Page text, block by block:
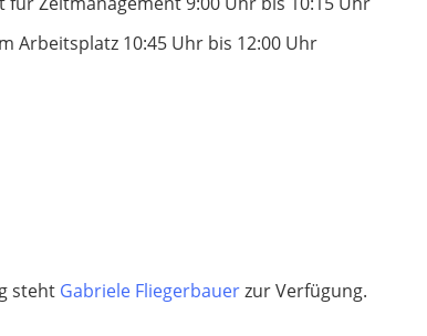
Arbeitsplatz 10:45 Uhr bis 12:00 Uhr
steht Gabriele Fliegerbauerzur Verfügung.